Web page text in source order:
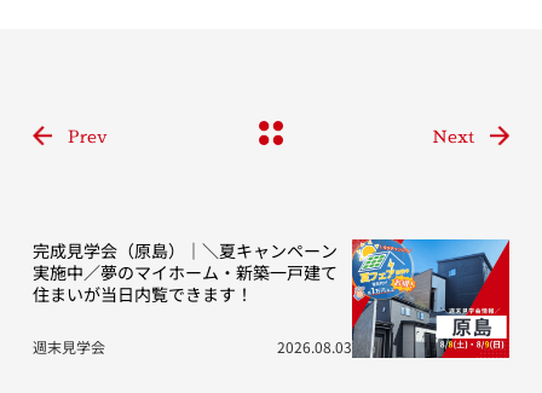
Prev Next
完成見学会（原島）｜＼夏キャンペーン
実施中／夢のマイホーム・新築一戸建て
住まいが当日内覧できます！
週末見学会 2026.08.03